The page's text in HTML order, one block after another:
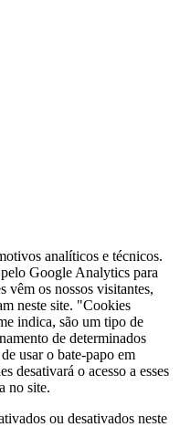
analíticos e técnicos.
Google Analytics para
vêm os nossos visitantes,
neste site. "Cookies
indica, são um tipo de
de determinados
usar o bate-papo em
desativará o acesso a esses
no site.
ou desativados neste